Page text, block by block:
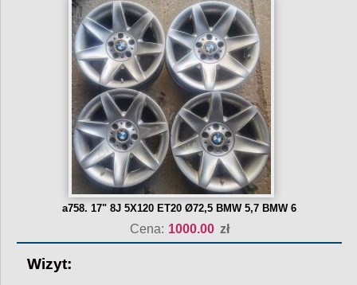
a758. 17" 8J 5X120 ET20 Ø72,5 BMW 5,7 BMW 6
Cena: 1000.00 zł
Wizyt: